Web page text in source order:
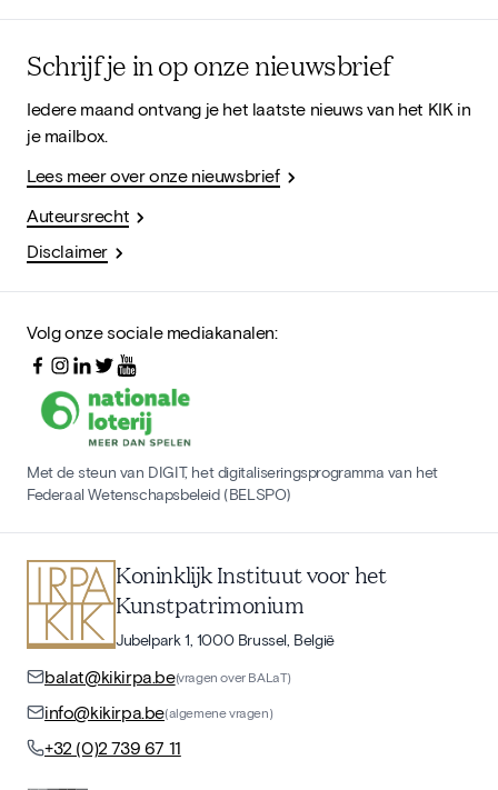
Schrijf je in op onze nieuwsbrief
Iedere maand ontvang je het laatste nieuws van het KIK in
je mailbox.
Lees meer over onze nieuwsbrief
Auteursrecht
Disclaimer
Volg onze sociale mediakanalen:
Met de steun van DIGIT, het digitaliseringsprogramma van het
Federaal Wetenschapsbeleid (BELSPO)
Koninklijk Instituut voor het
Kunstpatrimonium
Jubelpark 1, 1000 Brussel, België
balat@kikirpa.be(vragen over BALaT)
info@kikirpa.be(algemene vragen)
+32 (0)2 739 67 11